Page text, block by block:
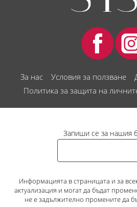
За нас Условия за ползване
Политика за защита на
Запиши се за нашия
Информацията в страницата и за
актуализация и могат да бъдат
не е задължително промените да